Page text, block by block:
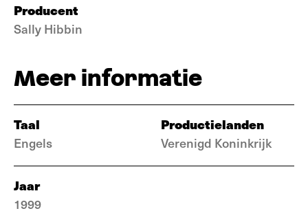
Producent
Sally Hibbin
Meer informatie
Taal
Engels
Productielanden
Verenigd Koninkrijk
Jaar
1999